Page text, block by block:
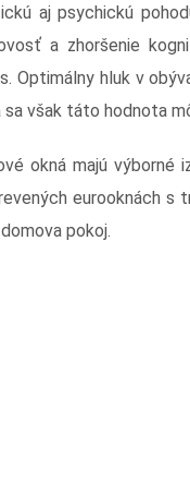
aj psychickú
a zhoršenie
Optimálny hluk v
však táto hodnota
okná majú
eurooknách
pokoj.